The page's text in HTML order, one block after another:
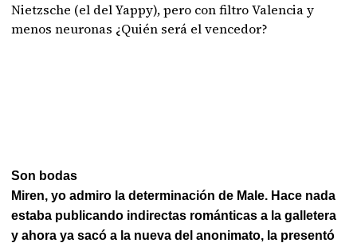
Nietzsche (el del Yappy), pero con filtro Valencia y
menos neuronas ¿Quién será el vencedor?
Son bodas
Miren, yo admiro la determinación de Male. Hace nada
estaba publicando indirectas románticas a la galletera
y ahora ya sacó a la nueva del anonimato, la presentó